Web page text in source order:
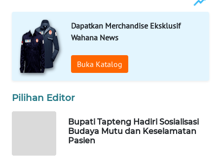
Dapatkan Merchandise Eksklusif
Wahana News
Buka Katalog
Pilihan Editor
Bupati Tapteng Hadiri Sosialisasi
Budaya Mutu dan Keselamatan
Pasien
WAHANA
DESA
WISATA
LAPAK
WAHANA
Network